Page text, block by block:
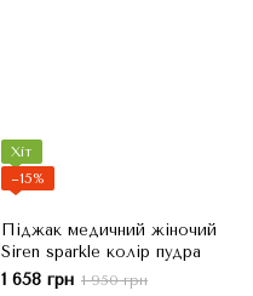
Хіт
−15%
Піджак медичний жіночий
Siren sparkle колір пудра
1 658 грн 1 950 грн